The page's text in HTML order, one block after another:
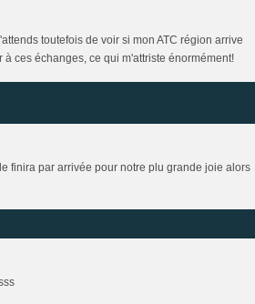
toutefois de voir si mon ATC région arrive
ces échanges, ce qui m'attriste énormément!
finira par arrivée pour notre plu grande joie alors